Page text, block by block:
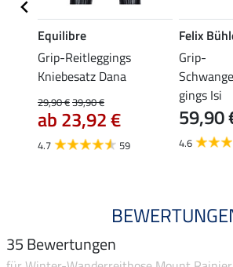
Equilibre
Grip-Reitleggings
Kniebesatz Dana
29,90 €39,90 €
ab 23,92 €
4.7 59
Felix
Grip-
gings Isi
59,90
4.6
35 Bewertungen